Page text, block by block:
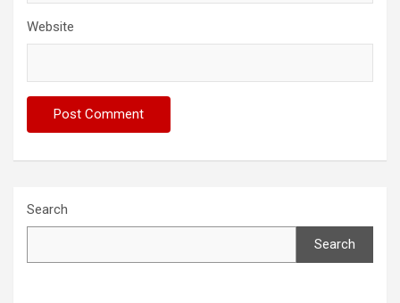
Website
Search
Search